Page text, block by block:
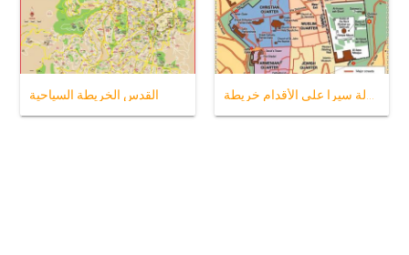
القدس الخريطة السياحية